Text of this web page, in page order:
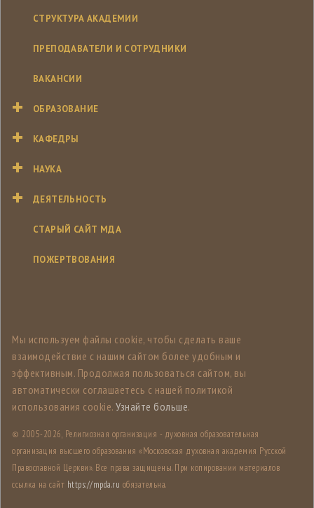
СТРУКТУРА АКАДЕМИИ
ПРЕПОДАВАТЕЛИ И СОТРУДНИКИ
ВАКАНСИИ
ОБРАЗОВАНИЕ
КАФЕДРЫ
НАУКА
ДЕЯТЕЛЬНОСТЬ
СТАРЫЙ САЙТ МДА
ПОЖЕРТВОВАНИЯ
Мы используем файлы cookie, чтобы сделать ваше
взаимодействие с нашим сайтом более удобным и
эффективным. Продолжая пользоваться сайтом, вы
автоматически соглашаетесь с нашей политикой
использования cookie. Узнайте больше.
© 2005-2026, Религиозная организация - духовная образовательная
организация высшего образования «Московская духовная академия Русской
Православной Церкви». Все права защищены. При копировании материалов
ссылка на сайт https://mpda.ru обязательна.